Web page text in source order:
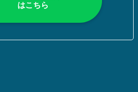
はこちら